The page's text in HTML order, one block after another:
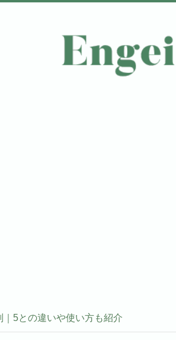
5との違いや使い方も紹介